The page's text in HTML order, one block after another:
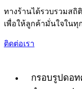
ทางร้านได้รวบรวมสถิ
เพื่อให้ลูกค้ามั่นใจในทุ
ติดต่อเรา
กรอบรูปดอ